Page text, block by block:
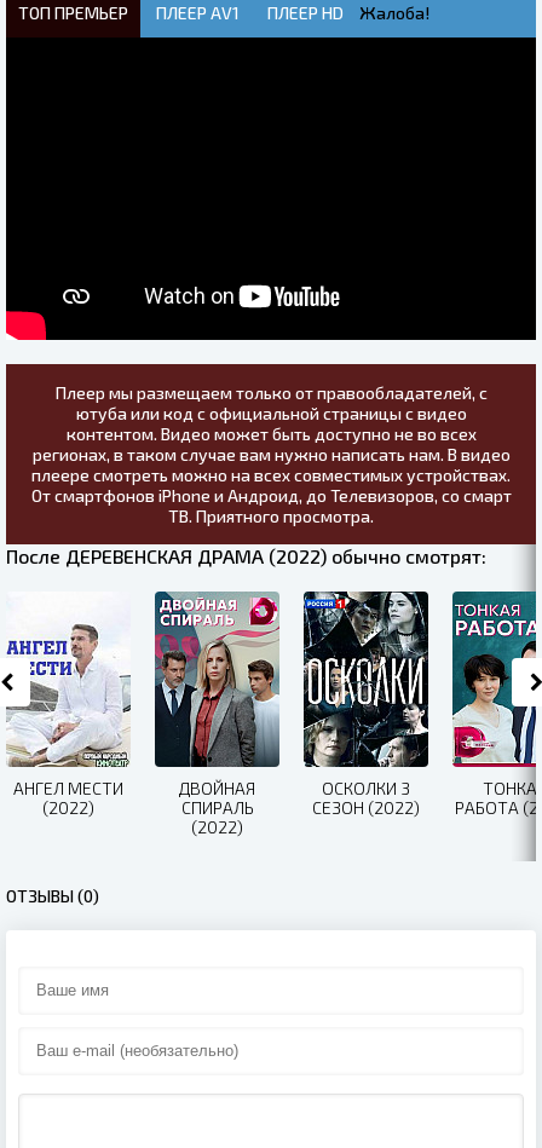
ТОП ПРЕМЬЕР ПЛЕЕР AV1 ПЛЕЕР HD Жалоба!
Плеер мы размещаем только от правообладателей, с
ютуба или код с официальной страницы с видео
контентом. Видео может быть доступно не во всех
регионах, в таком случае вам нужно написать нам. В видео
плеере смотреть можно на всех совместимых устройствах.
От смартфонов iPhone и Андроид, до Телевизоров, со смарт
ТВ. Приятного просмотра.
После ДЕРЕВЕНСКАЯ ДРАМА (2022) обычно смотрят:
АНГЕЛ МЕСТИ
(2022)
ДВОЙНАЯ
СПИРАЛЬ
(2022)
ОСКОЛКИ 3
СЕЗОН (2022)
РАБОТА
ОТЗЫВЫ (0)